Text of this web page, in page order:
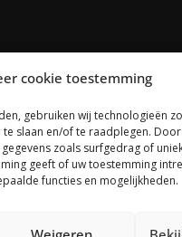
cookie toestemming
gebruiken wij technologieën
slaan en/of te raadplegen.
zoals surfgedrag of
geeft of uw toestemming
functies en mogelijkheden.